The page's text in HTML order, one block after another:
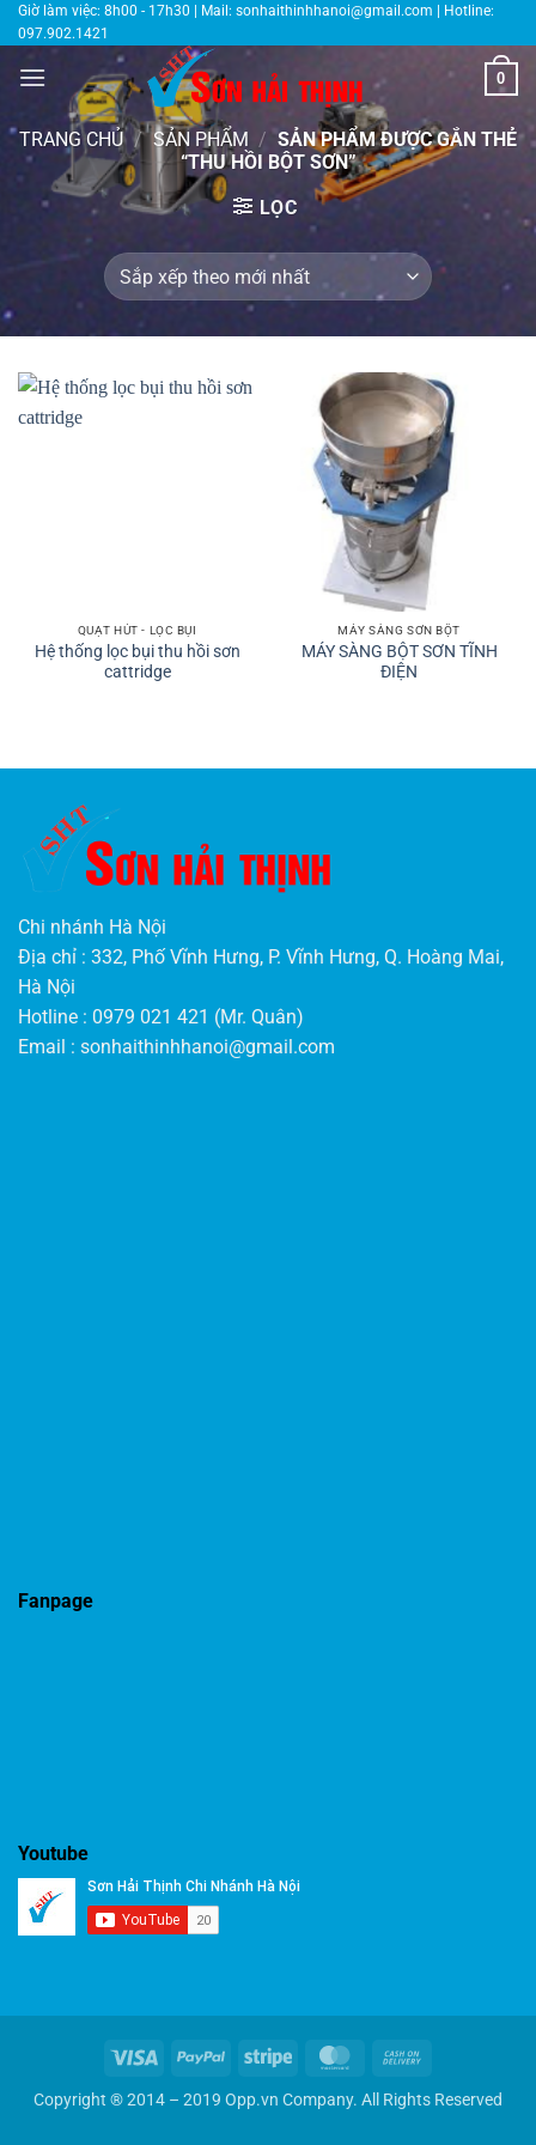
Bỏ
qua
nội
Giờ làm việc: 8h00 - 17h30 | Mail: sonhaithinhhanoi@gmail.com | Hotline:
097.902.1421
0
TRANG CHỦ / SẢN PHẨM / SẢN PHẨM ĐƯỢC GẮN THẺ
“THU HỒI BỘT SƠN”
LỌC
QUẠT HÚT - LỌC BỤI
Hệ thống lọc bụi thu hồi sơn
cattridge
MÁY SÀNG SƠN BỘT
MÁY SÀNG BỘT SƠN TĨNH
ĐIỆN
Chi nhánh Hà Nội
Địa chỉ : 332, Phố Vĩnh Hưng, P. Vĩnh Hưng, Q. Hoàng Mai,
Hà Nội
Hotline : 0979 021 421 (Mr. Quân)
Email : sonhaithinhhanoi@gmail.com
Fanpage
Youtube
Visa PayPal Stripe MasterCard
Delivery
Copyright ® 2014 – 2019 Opp.vn Company. All Rights Reserved